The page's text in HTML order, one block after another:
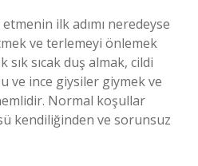
ilk adımı neredeyse
ve terlemeyi önlemek
sık sıcak duş almak, cildi
ve ince giysiler giymek ve
Normal koşullar
kendiliğinden ve sorunsuz